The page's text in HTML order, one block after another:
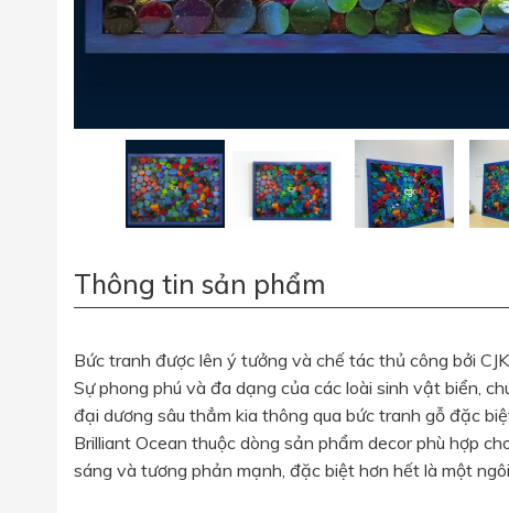
Thông tin sản phẩm
Bức tranh được lên ý tưởng và chế tác thủ công bởi
Sự phong phú và đa dạng của các loài sinh vật biển,
đại dương sâu thẳm kia thông qua bức tranh gỗ đặc
Brilliant Ocean thuộc dòng sản phẩm decor phù hợp
sáng và tương phản mạnh, đặc biệt hơn hết là một